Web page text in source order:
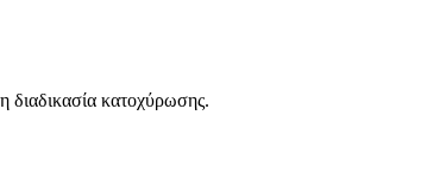
διαδικασία κατοχύρωσης.